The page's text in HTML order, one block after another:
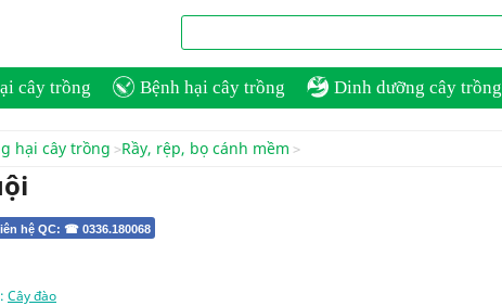
cây trồng Bệnh hại cây trồng Dinh dưỡng cây trồng
hại cây trồng Rầy, rệp, bọ cánh mềm
hệ QC: ☎ 0336.180068
Cây đào